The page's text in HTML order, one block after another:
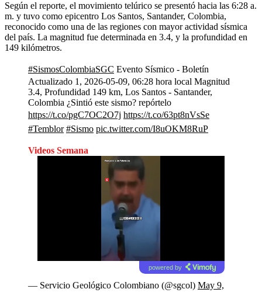
Según el reporte, el movimiento telúrico se presentó hacia las 6:28 a.
m. y tuvo como epicentro Los Santos, Santander, Colombia,
reconocido como una de las regiones con mayor actividad sísmica
del país. La magnitud fue determinada en 3.4, y la profundidad en
149 kilómetros.
#SismosColombiaSGC Evento Sísmico - Boletín
Actualizado 1, 2026-05-09, 06:28 hora local Magnitud
3.4, Profundidad 149 km, Los Santos - Santander,
Colombia ¿Sintió este sismo? repórtelo
https://t.co/pgC7OC2O7j https://t.co/63pt8nVsSe
#Temblor #Sismo pic.twitter.com/I8uOKM8RuP
Videos Semana
powered by
— Servicio Geológico Colombiano (@sgcol) May 9,